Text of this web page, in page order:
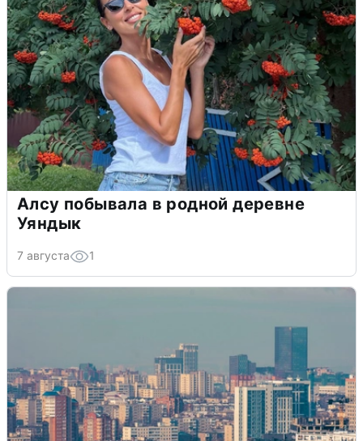
Алсу побывала в родной деревне
Уяндык
7 августа 1